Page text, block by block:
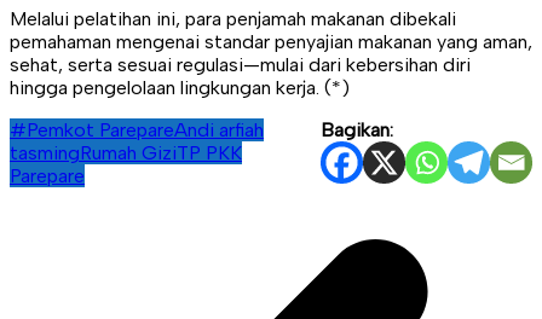
Melalui pelatihan ini, para penjamah makanan dibekali
pemahaman mengenai standar penyajian makanan yang aman,
sehat, serta sesuai regulasi—mulai dari kebersihan diri
hingga pengelolaan lingkungan kerja. (*)
Bagikan:
#Pemkot ParepareAndi arfiah
tasmingRumah GiziTP PKK
Parepare